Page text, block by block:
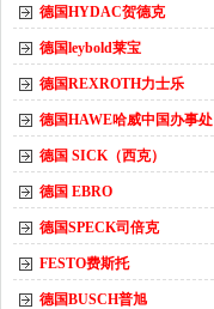
德国HYDAC贺德克
德国leybold莱宝
德国REXROTH力士乐
德国HAWE哈威中国办事处
德国 SICK（西克）
德国 EBRO
德国SPECK司倍克
FESTO费斯托
德国BUSCH普旭